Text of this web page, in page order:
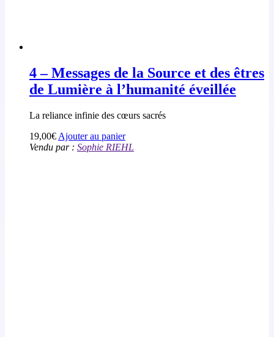
4 – Messages de la Source et des êtres
de Lumière à l’humanité éveillée
La reliance infinie des cœurs sacrés
19,00€ Ajouter au panier
Vendu par : Sophie RIEHL